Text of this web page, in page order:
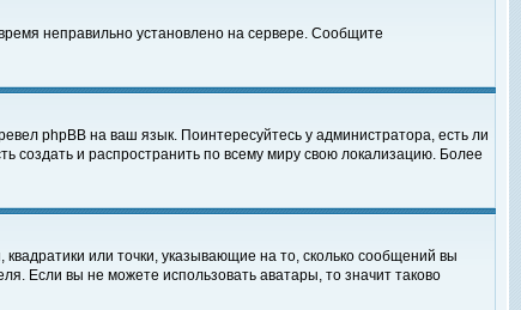
неправильно установлено на сервере. Сообщите
phpBB на ваш язык. Поинтересуйтесь у администратора, есть ли
создать и распространить по всему миру свою локализацию. Более
или точки, указывающие на то, сколько сообщений вы
Если вы не можете использовать аватары, то значит таково